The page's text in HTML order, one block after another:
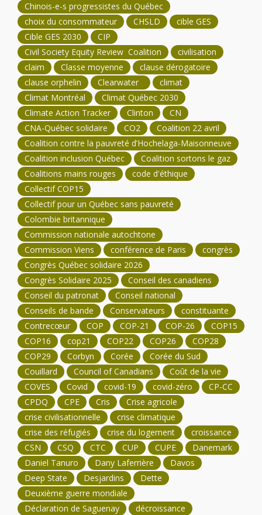
Chinois-e-s progressistes du Québec
choix du consommateur
CHSLD
cible GES
Cible GES 2030
CIP
Civil Society Equity Review Coalition
civilisation
claim
Classe moyenne
clause dérogatoire
clause orphelin
Clearwater
climat
Climat Montréal
Climat Québec 2030
Climate Action Tracker
Clinton
CN
CNA-Québec solidaire
CO2
Coalition 22 avril
Coalition contre la pauvreté d’Hochelaga-Maisonneuve
Coalition inclusion Québec
Coalition sortons le gaz
Coalitions mains rouges
code d'éthique
Collectif COP15
Collectif pour un Québec sans pauvreté
Colombie britannique
Commission nationale autochtone
Commission Viens
conférence de Paris
congrès
Congrès Québec solidaire 2026
Congrès Solidaire 2025
Conseil des canadiens
Conseil du patronat
Conseil national
Conseils de bande
Conservateurs
constituante
Contrecœur
COP COP-21 COP-26
COP15
COP16
cop21 COP22 COP26
COP28
COP29
Corbyn Corée
Corée du Sud
Couillard
Council of Canadians
Coût de la vie
COVES
Covid covid-19 covid-zéro
CP-CC
CPDQ
CPE Cris
Crise agricole
crise civilisationnelle
crise climatique
crise des réfugiés
crise du logement
croissance
CSN
CSQ CTC CUP CUPE
Danemark
Daniel Tanuro
Dany Laferrière
Davos
Deep State
Desjardins
Dette
Deuxième guerre mondiale
Déclaration de Saguenay
décroissance